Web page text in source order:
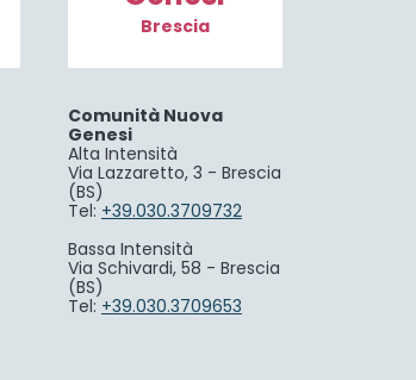
Brescia
Comunità Nuova
Genesi
Alta Intensità
Via Lazzaretto, 3 - Brescia
(BS)
Tel: +39.030.3709732
Bassa Intensità
Via Schivardi, 58 - Brescia
(BS)
Tel: +39.030.3709653